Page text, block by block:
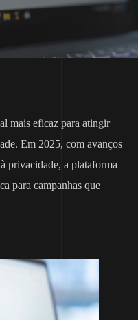
mais eficaz para atingir
Em 2025, com avanços
privacidade, a plataforma
para campanhas que